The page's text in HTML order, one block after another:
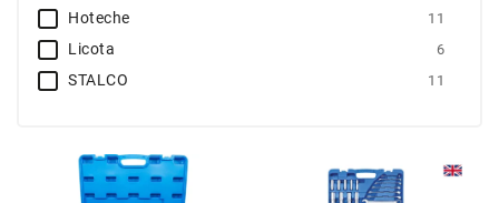
Hoteche 11
Licota 6
STALCO 11
YATO 5